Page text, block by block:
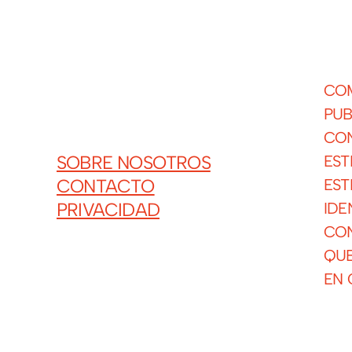
SOBRE NOSOTROS
CONTACTO
PRIVACIDAD
EN